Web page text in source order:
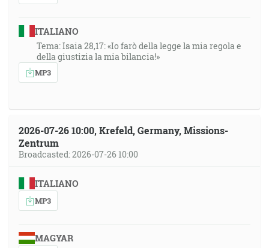
ITALIANO
Tema: Isaia 28,17: «Io farò della legge la mia regola e
della giustizia la mia bilancia!»
MP3
2026-07-26 10:00, Krefeld, Germany, Missions-
Zentrum
Broadcasted: 2026-07-26 10:00
ITALIANO
MP3
MAGYAR